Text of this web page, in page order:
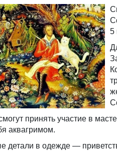
5
принять участие в
аквагримом.
детали в одежде —